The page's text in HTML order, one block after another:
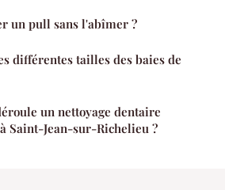
un pull sans l'abîmer ?
différentes tailles des baies de
un nettoyage dentaire
Saint-Jean-sur-Richelieu ?